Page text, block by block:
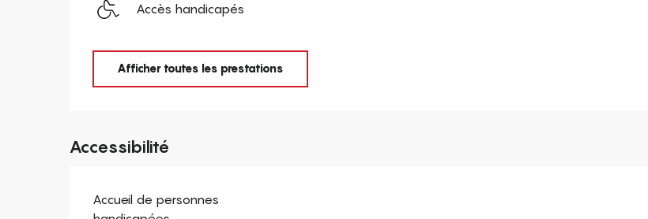
Accès handicapés
Afficher toutes les prestations
Accessibilité
Accueil de personnes